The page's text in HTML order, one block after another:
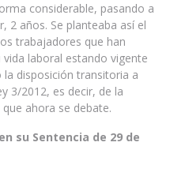
considerable, pasando a
2 años. Se planteaba así el
trabajadores que han
laboral estando vigente
disposición transitoria a
3/2012, es decir, de la
ahora se debate.
su Sentencia de 29 de